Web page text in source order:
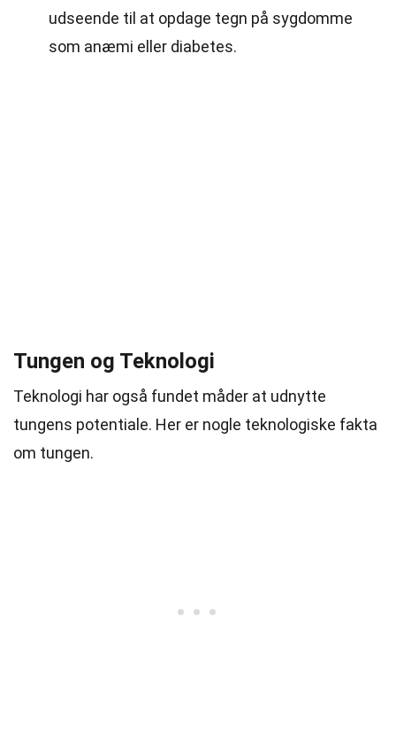
udseende til at opdage tegn på sygdomme
som anæmi eller diabetes.
Tungen og Teknologi
Teknologi har også fundet måder at udnytte
tungens potentiale. Her er nogle teknologiske fakta
om tungen.